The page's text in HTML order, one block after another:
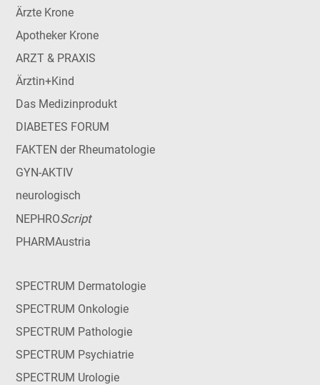
Ärzte Krone
Apotheker Krone
ARZT & PRAXIS
Ärztin+Kind
Das Medizinprodukt
DIABETES FORUM
FAKTEN der Rheumatologie
GYN-AKTIV
neurologisch
NEPHROScript
PHARMAustria
SPECTRUM Dermatologie
SPECTRUM Onkologie
SPECTRUM Pathologie
SPECTRUM Psychiatrie
SPECTRUM Urologie